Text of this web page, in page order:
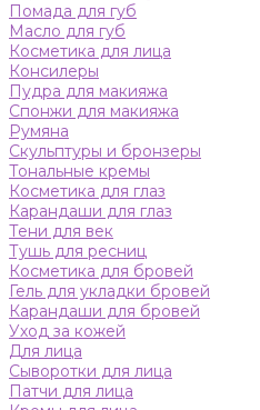
Помада для губ
Масло для губ
Косметика для лица
Консилеры
Пудра для макияжа
Спонжи для макияжа
Румяна
Скульптуры и бронзеры
Тональные кремы
Косметика для глаз
Карандаши для глаз
Тени для век
Тушь для ресниц
Косметика для бровей
Гель для укладки бровей
Карандаши для бровей
Уход за кожей
Для лица
Сыворотки для лица
Патчи для лица